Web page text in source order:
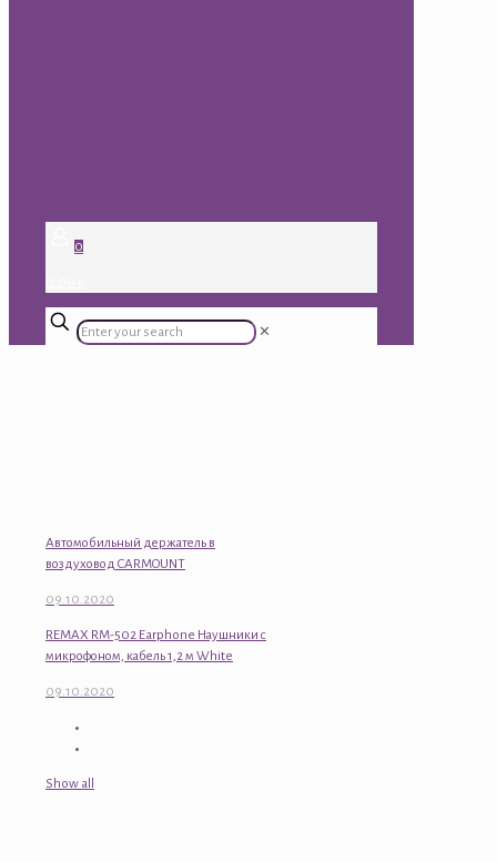
0
✕
Автомобильный держатель в
воздуховод CARMOUNT
09.10.2020
REMAX RM-502 Earphone Наушники с
микрофоном, кабель 1,2 м White
09.10.2020
Show all